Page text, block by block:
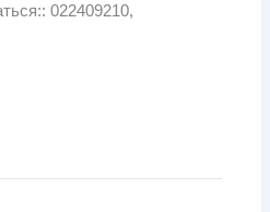
022409210,